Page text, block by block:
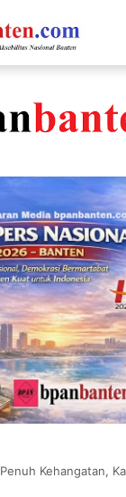
Penuh Kehangatan, Kapolsek Kopo Beserta